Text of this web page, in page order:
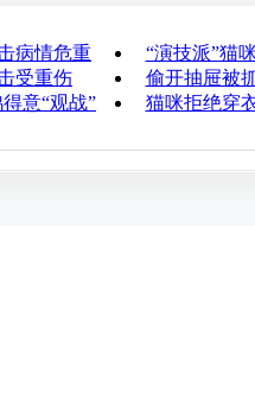
病情危重
“演技派”猫
受重伤
偷开抽屉被
意“观战”
猫咪拒绝穿